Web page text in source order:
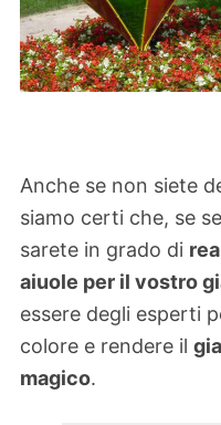
Anche se non siete
siamo certi che, se
sarete in grado di
aiuole per il vostro
essere degli esperti
colore e rendere il
magico.